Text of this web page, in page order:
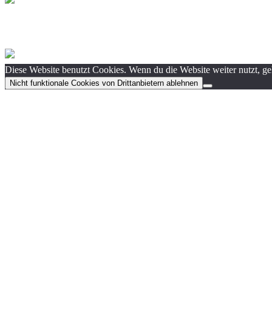
Diese Website benutzt Cookies. Wenn du die Website weiter nutzt,
Nicht funktionale Cookies von Drittanbietern ablehnen